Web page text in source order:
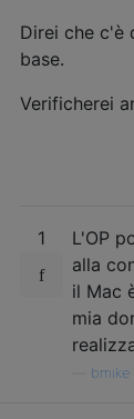
Direi che c'è
base.
Verificherei
1
L'OP
alla
il Mac
mia
bmike